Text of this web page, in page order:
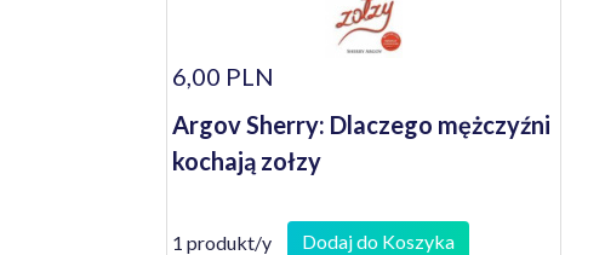
6,00 PLN
Argov Sherry: Dlaczego mężczyźni
kochają zołzy
1 produkt/y Dodaj do Koszyka